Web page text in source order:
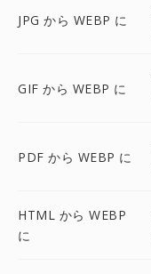
JPG から WEBP に
GIF から WEBP に
PDF から WEBP に
HTML から WEBP
に